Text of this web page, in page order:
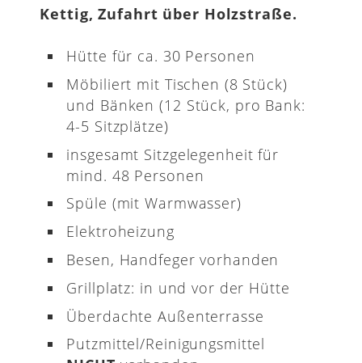
Kettig, Zufahrt über Holzstraße.
Hütte für ca. 30 Personen
Möbiliert mit Tischen (8 Stück)
und Bänken (12 Stück, pro Bank:
4-5 Sitzplätze)
insgesamt Sitzgelegenheit für
mind. 48 Personen
Spüle (mit Warmwasser)
Elektroheizung
Besen, Handfeger vorhanden
Grillplatz: in und vor der Hütte
Überdachte Außenterrasse
Putzmittel/Reinigungsmittel